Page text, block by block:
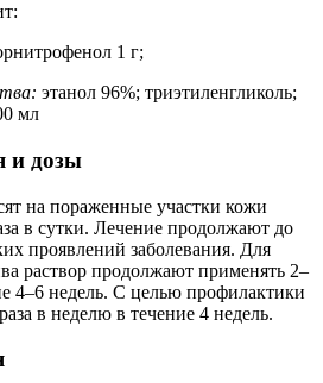
1 г;
этанол 96%; триэтиленгликоль;
мл
и дозы
на пораженные участки кожи
в сутки. Лечение продолжают до
проявлений заболевания. Для
раствор продолжают применять 2–
4–6 недель. С целью профилактики
в неделю в течение 4 недель.